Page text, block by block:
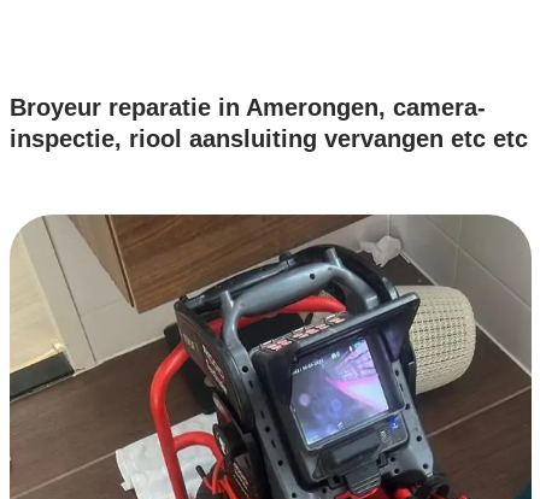
Broyeur reparatie in Amerongen, camera-
inspectie, riool aansluiting vervangen etc etc